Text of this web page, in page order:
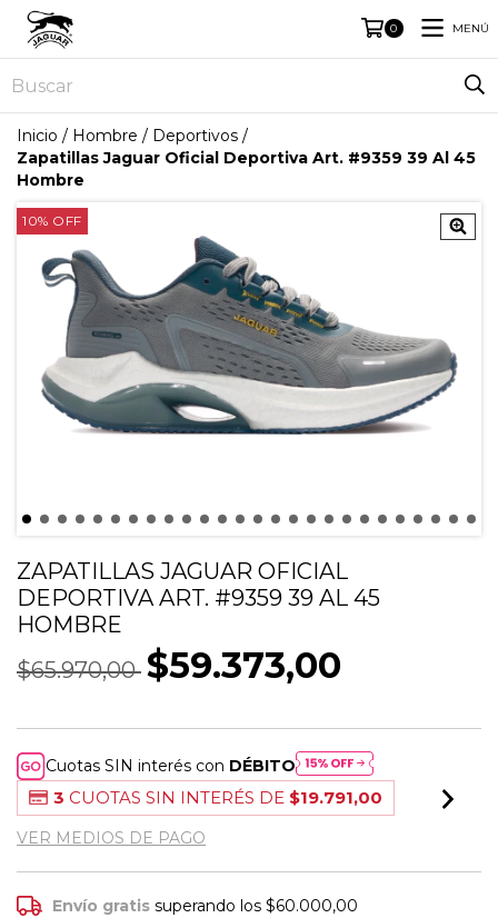
0 MENÚ
Inicio / Hombre / Deportivos /
Zapatillas Jaguar Oficial Deportiva Art. #9359 39 Al 45
Hombre
10% OFF
ZAPATILLAS JAGUAR OFICIAL
DEPORTIVA ART. #9359 39 AL 45
HOMBRE
$65.970,00 $59.373,00
Cuotas SIN interés con DÉBITO
3 CUOTAS SIN INTERÉS DE $19.791,00
VER MEDIOS DE PAGO
Envío gratis superando los$60.000,00